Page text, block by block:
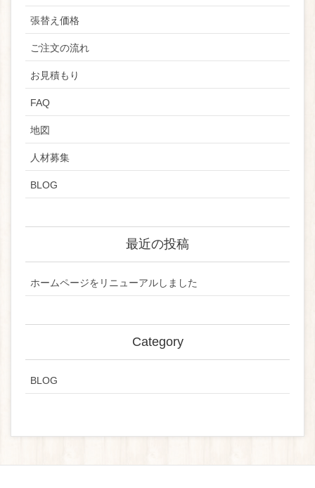
張替え価格
ご注文の流れ
お見積もり
FAQ
地図
人材募集
BLOG
最近の投稿
ホームページをリニューアルしました
Category
BLOG